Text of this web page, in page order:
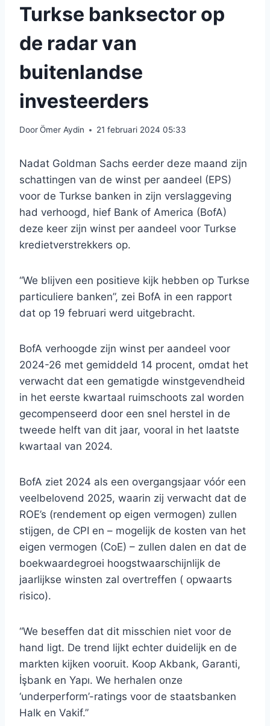
Turkse banksector op
de radar van
buitenlandse
investeerders
DoorÖmer Aydin 21 februari 2024 05:33
Nadat Goldman Sachs eerder deze maand zijn
schattingen van de winst per aandeel (EPS)
voor de Turkse banken in zijn verslaggeving
had verhoogd, hief Bank of America (BofA)
deze keer zijn winst per aandeel voor Turkse
kredietverstrekkers op.
“We blijven een positieve kijk hebben op Turkse
particuliere banken”, zei BofA in een rapport
dat op 19 februari werd uitgebracht.
BofA verhoogde zijn winst per aandeel voor
2024-26 met gemiddeld 14 procent, omdat het
verwacht dat een gematigde winstgevendheid
in het eerste kwartaal ruimschoots zal worden
gecompenseerd door een snel herstel in de
tweede helft van dit jaar, vooral in het laatste
kwartaal van 2024.
BofA ziet 2024 als een overgangsjaar vóór een
veelbelovend 2025, waarin zij verwacht dat de
ROE’s (rendement op eigen vermogen) zullen
stijgen, de CPI en – mogelijk de kosten van het
eigen vermogen (CoE) – zullen dalen en dat de
boekwaardegroei hoogstwaarschijnlijk de
jaarlijkse winsten zal overtreffen ( opwaarts
risico).
“We beseffen dat dit misschien niet voor de
hand ligt. De trend lijkt echter duidelijk en de
markten kijken vooruit. Koop Akbank, Garanti,
İşbank en Yapı. We herhalen onze
‘underperform’-ratings voor de staatsbanken
Halk en Vakif.”